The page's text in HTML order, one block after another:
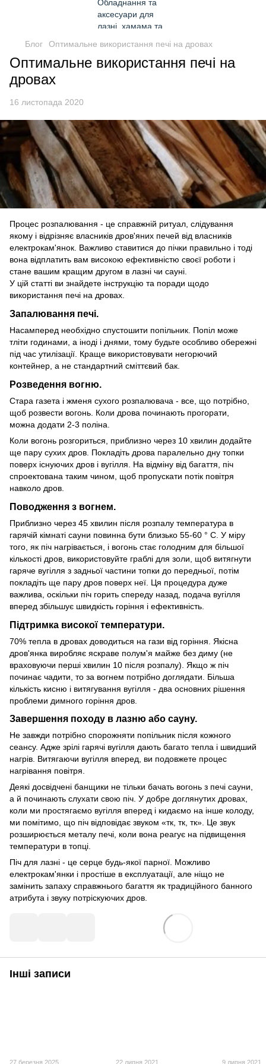
Блог Оптимальне використання печі на дровах
Оптимальне використання печі на
дровах
16 листопада 2020
Процес розпалювання - це справжній ритуал, слідування
якому і відрізняє власників дров'яних печей від власників
електрокам'янок. Важливо ставитися до пічки правильно і тоді
вона відплатить вам високою ефективністю своєї роботи і
стане вашим кращим другом в лазні чи сауні.
У цій статті ви знайдете інструкцію та поради щодо
використання печі на дровах.
Запалювання печі.
Насамперед необхідно спустошити попільник. Попіл може
тліти годинами, а іноді і днями, тому будьте особливо обережні
під час утилізації. Краще використовувати негорючий
контейнер, а не стандартний сміттєвий бак.
Розведення вогню.
Стара газета і жменя сухого розпалювача - все, що потрібно,
щоб розвести вогонь. Коли дрова починають прогорати,
можна додати 2-3 поліна.
Коли вогонь розгориться, приблизно через 10 хвилин додайте
ще пару сухих дров. Покладіть дрова паралельно дну топки
поверх існуючих дров і вугілля. На відміну від багаття, піч
спроектована таким чином, щоб пропускати потік повітря
навколо дров.
Поводження з вогнем.
Приблизно через 45 хвилин після розпалу температура в
гарячій кімнаті сауни повинна бути близько 55-60 ° C. У міру
того, як піч нагрівається, і вогонь стає голодним для більшої
кількості дров, використовуйте граблі для золи, щоб витягнути
гаряче вугілля з задньої частини топки до передньої, потім
покладіть ще пару дров поверх неї. Ця процедура дуже
важлива, оскільки піч горить спереду назад, подача вугілля
вперед збільшує швидкість горіння і ефективність.
Підтримка високої температури.
70% тепла в дровах доводиться на гази від горіння. Якісна
дров'янка виробляє яскраве полум'я майже без диму (не
враховуючи перші хвилин 10 після розпалу). Якщо ж піч
починає чадити, то за вогнем потрібно доглядати. Більша
кількість кисню і витягування вугілля - два основних рішення
проблеми димного горіння дров.
Завершення походу в лазню або сауну.
Не завжди потрібно спорожняти попільник після кожного
сеансу. Адже зрілі гарячі вугілля дають багато тепла і швидший
нагрів. Витягаючи вугілля вперед, ви подовжете процес
нагрівання повітря.
Деякі досвідчені банщики не тільки бачать вогонь з печі сауни,
а й починають слухати свою піч. У добре доглянутих дровах,
коли ми простягаємо вугілля вперед і кидаємо на інше колоду,
ми помітимо, що піч відповідає звуком «тк, тк, тк». Це звук
розширюється металу печі, коли вона реагує на підвищення
температури в топці.
Піч для лазні - це серце будь-якої парної. Можливо
електрокам'янки і простіше в експлуатації, але ніщо не
замінить запаху справжнього багаття як традиційного банного
атрибута і звуку потріскуючих дров.
Інші записи
27 березня 2025 22 липня 2021 9 липня 2021